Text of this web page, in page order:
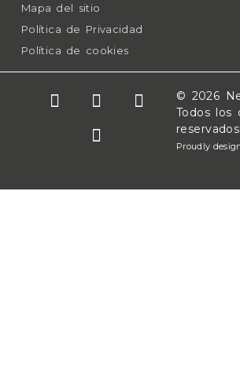
Mapa del sitio
Política de Privacidad
Política de cookies
© 2026
Todos los
reservados.
Proudly